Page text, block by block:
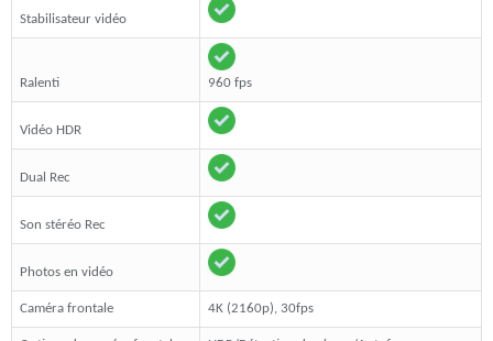
Stabilisateur vidéo
Ralenti 960 fps
Vidéo HDR
Dual Rec
Son stéréo Rec
Photos en vidéo
Caméra frontale 4K (2160p), 30fps